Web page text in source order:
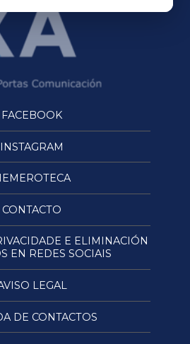
FACEBOOK
INSTAGRAM
CONTACTO
E ELIMINACIÓN
EN REDES SOCIAIS
LEGAL
DE CONTACTOS